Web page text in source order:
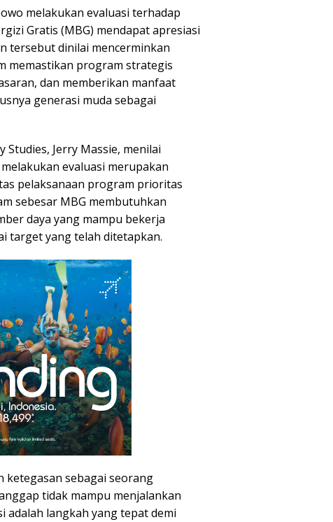
melakukan evaluasi terhadap
Gratis (MBG) mendapat apresiasi
tersebut dinilai mencerminkan
memastikan program strategis
dan memberikan manfaat
generasi muda sebagai
Studies, Jerry Massie, menilai
evaluasi merupakan
pelaksanaan program prioritas
sebesar MBG membutuhkan
daya yang mampu bekerja
target yang telah ditetapkan.
ketegasan sebagai seorang
tidak mampu menjalankan
adalah langkah yang tepat demi